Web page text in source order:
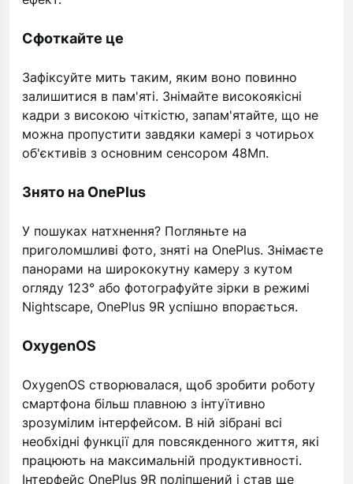
Сфоткайте це
Зафіксуйте мить таким, яким воно повинно
залишитися в пам'яті. Знімайте високоякісні
кадри з високою чіткістю, запам'ятайте, що не
можна пропустити завдяки камері з чотирьох
об'єктивів з основним сенсором 48Мп.
Знято на OnePlus
У пошуках натхнення? Погляньте на
приголомшливі фото, зняті на OnePlus. Знімаєте
панорами на ширококутну камеру з кутом
огляду 123° або фотографуйте зірки в режимі
Nightscape, OnePlus 9R успішно впорається.
OxygenOS
OxygenOS створювалася, щоб зробити роботу
смартфона більш плавною з інтуїтивно
зрозумілим інтерфейсом. В ній зібрані всі
необхідні функції для повсякденного життя, які
працюють на максимальній продуктивності.
Інтерфейс OnePlus 9R поліпшений і став ще